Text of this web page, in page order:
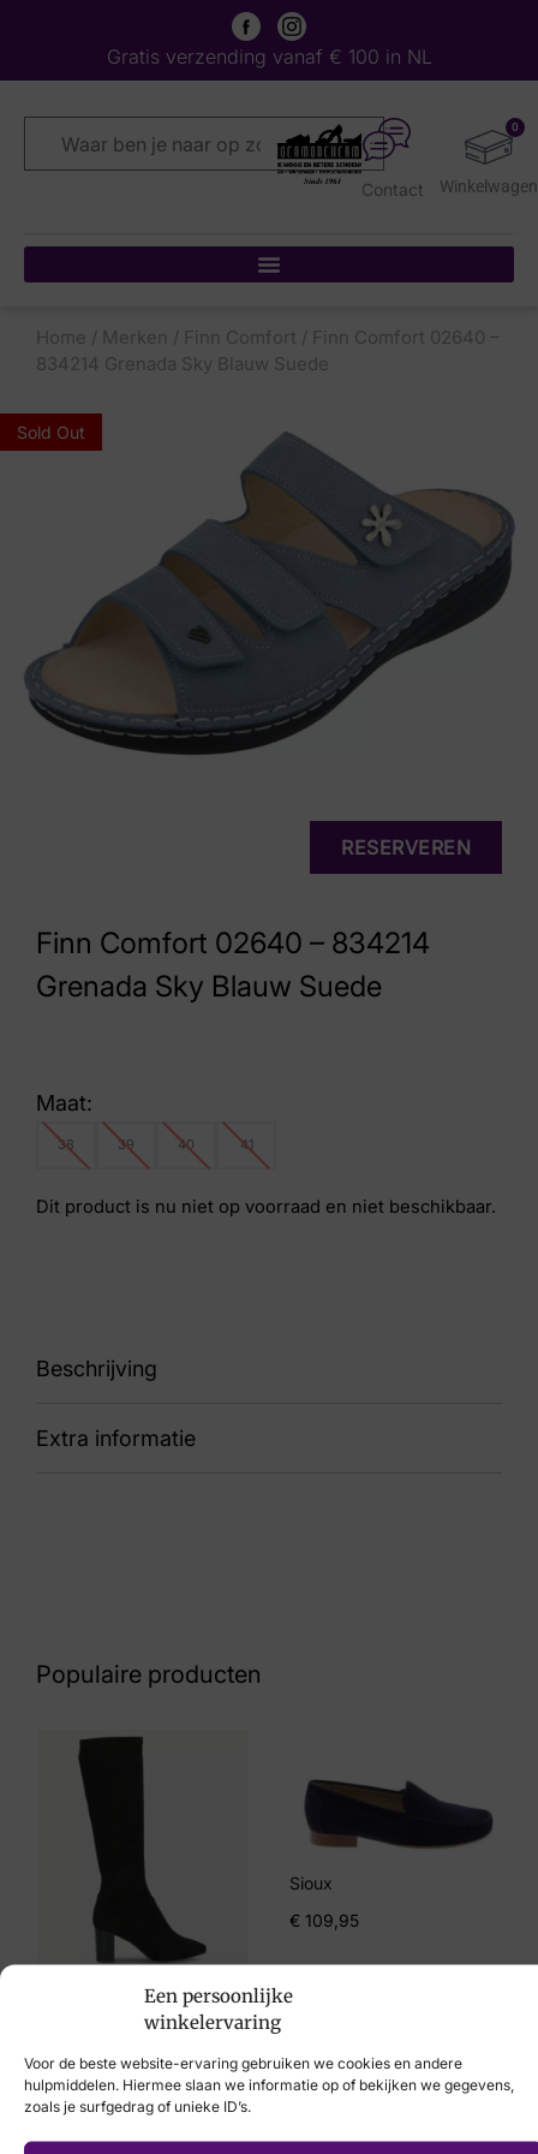
Een persoonlijke
winkelervaring
Voor de beste website-ervaring gebruiken we cookies en andere
hulpmiddelen. Hiermee slaan we informatie op of bekijken we gegevens,
zoals je surfgedrag of unieke ID’s.
Gratis verzending vanaf € 100 in NL
0
Contact
Home / Merken / Finn Comfort / Finn Comfort 02640 –
834214 Grenada Sky Blauw Suede
Sold Out
Finn Comfort 02640 – 834214
Grenada Sky Blauw Suede
RESERVEREN
Maat:
38 39 40 41
Dit product is nu niet op voorraad en niet beschikbaar.
Beschrijving
91 02640 – 834214 Grenada Sky
Extra informatie
38, 39, 40, 41
Merk
Finn Comfort
Artikelnummer
02640 – 834214 Grenada Sky
Breedtemaat
Populaire producten
Sioux
€ 109,95